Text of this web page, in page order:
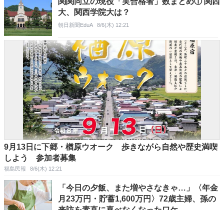
大、関西学院大は？
朝日新聞EduA 8/6(木) 12:21
9月13日に下郷・楢原ウオーク 歩きながら自然や歴史満喫
しよう 参加者募集
福島民報 8/6(木) 12:21
「今日の夕飯、また増やさなきゃ…」〈年金
月23万円・貯蓄1,600万円〉72歳主婦、孫の